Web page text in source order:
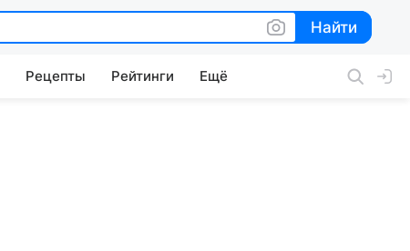
Найти
Найти
Рецепты Рейтинги Ещё